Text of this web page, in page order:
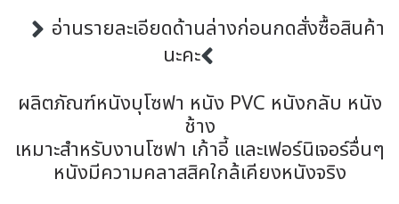
อ่านรายละเอียดด้านล่างก่อนกดสั่งซื้อสินค้า
นะคะ
ผลิตภัณฑ์หนังบุโซฟา หนัง PVC หนังกลับ หนัง
ช้าง
เหมาะสำหรับงานโซฟา เก้าอี้ และเฟอร์นิเจอร์อื่นๆ
หนังมีความคลาสสิคใกล้เคียงหนังจริง